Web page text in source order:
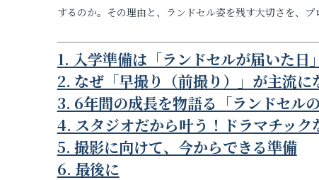
するのか。その理由と、ランドセル姿を残す大切さを、プ
1. 入学準備は「ランドセルが届いた日
2. なぜ「早撮り（前撮り）」が主流に
3. 6年間の成長を物語る「ランドセルの
4. スタジオだから叶う！ドラマチック
5. 撮影に向けて、今からできる準備
6. 最後に